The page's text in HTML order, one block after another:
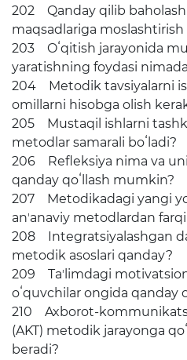
202 Qanday qilib
maqsadlariga
203 Oʻqitish jarayonida
yaratishning foydasi
204 Metodik tavsiyalarni
omillarni hisobga olish
205 Mustaqil ishlarni
metodlar samarali boʻladi?
206 Refleksiya nima va uni
qanday qoʻllash mumkin?
207 Metodikadagi yangi
anʼanaviy metodlardan
208 Integratsiyalashgan
metodik asoslari qanday?
209 Taʼlimdagi
oʻquvchilar ongida qanday
210 Axborot-
(AKT) metodik jarayonga
beradi?